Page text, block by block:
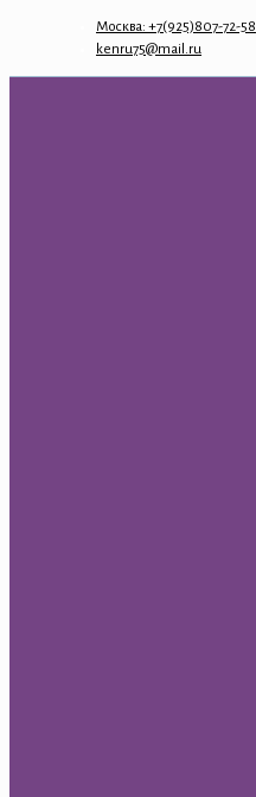
Москва: +7(925)807-72-58
kenru75@mail.ru